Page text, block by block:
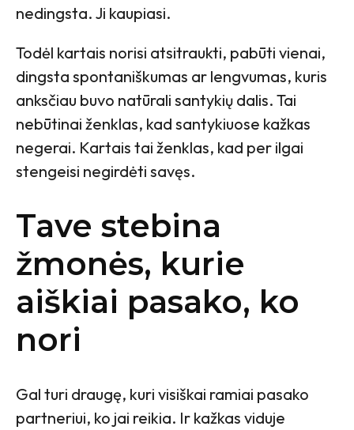
nedingsta. Ji kaupiasi.
Todėl kartais norisi atsitraukti, pabūti vienai,
dingsta spontaniškumas ar lengvumas, kuris
anksčiau buvo natūrali santykių dalis. Tai
nebūtinai ženklas, kad santykiuose kažkas
negerai. Kartais tai ženklas, kad per ilgai
stengeisi negirdėti savęs.
Tave stebina
žmonės, kurie
aiškiai pasako, ko
nori
Gal turi draugę, kuri visiškai ramiai pasako
partneriui, ko jai reikia. Ir kažkas viduje